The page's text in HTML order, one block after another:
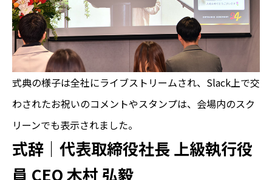
式典の様子は全社にライブストリームされ、Slack上で交
わされたお祝いのコメントやスタンプは、会場内のスク
リーンでも表示されました。
式辞｜代表取締役社長 上級執行役
員 CEO 木村 弘毅